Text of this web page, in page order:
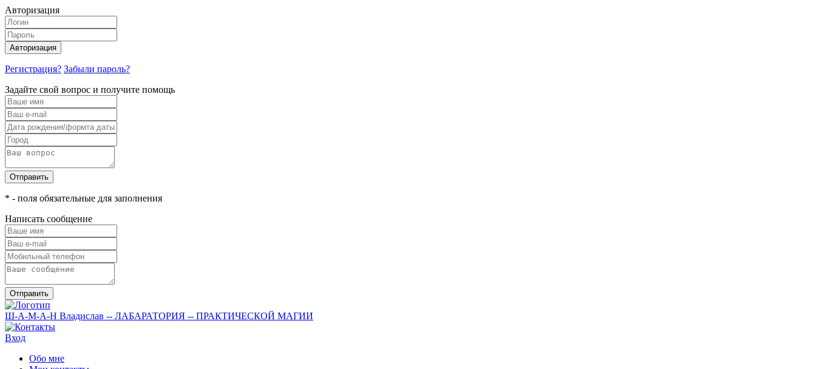
Авторизация
Авторизация
Регистрация? Забыли пароль?
Задайте свой вопрос и получите помощь
Отправить
* - поля обязательные для заполнения
Написать сообщение
Отправить
Ш-А-М-А-Н Владислав -- ЛАБАРАТОРИЯ -- ПРАКТИЧЕСКОЙ МАГИИ
Вход
Обо мне